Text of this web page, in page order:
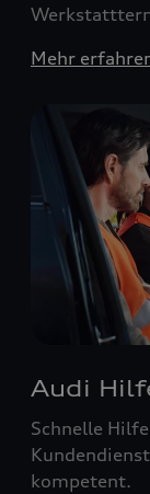
Mehr
Audi
Schnelle
kompetent.